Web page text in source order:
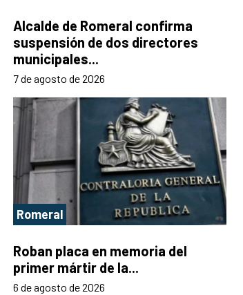
Alcalde de Romeral confirma
suspensión de dos directores
municipales...
7 de agosto de 2026
Romeral
Roban placa en memoria del
primer mártir de la...
6 de agosto de 2026